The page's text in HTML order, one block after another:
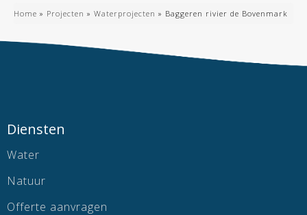
Home » Projecten » Waterprojecten » Baggeren rivier de Bovenmark
Diensten
Water
Natuur
Offerte aanvragen